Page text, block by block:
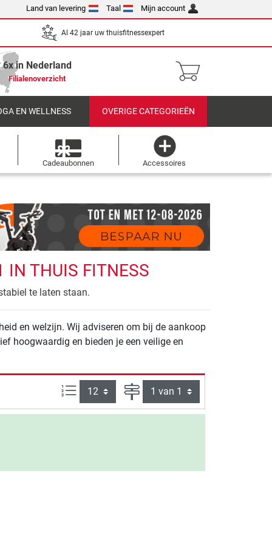
Land van levering Taal Mijn account
Al 42 jaar uw thuisfitnessexpert
6x in Nederland
Filialenoverzicht
EN WELLNESS OVERIGE CATEGORIEËN
Cadeaubonnen Accessoires
IN THUIS FITNESS
te laten staan.
en welzijn. Wij adviseren om bij de aankoop
hoogwaardig en bieden je een veilige en
Artikelen per pagina:
Pagina